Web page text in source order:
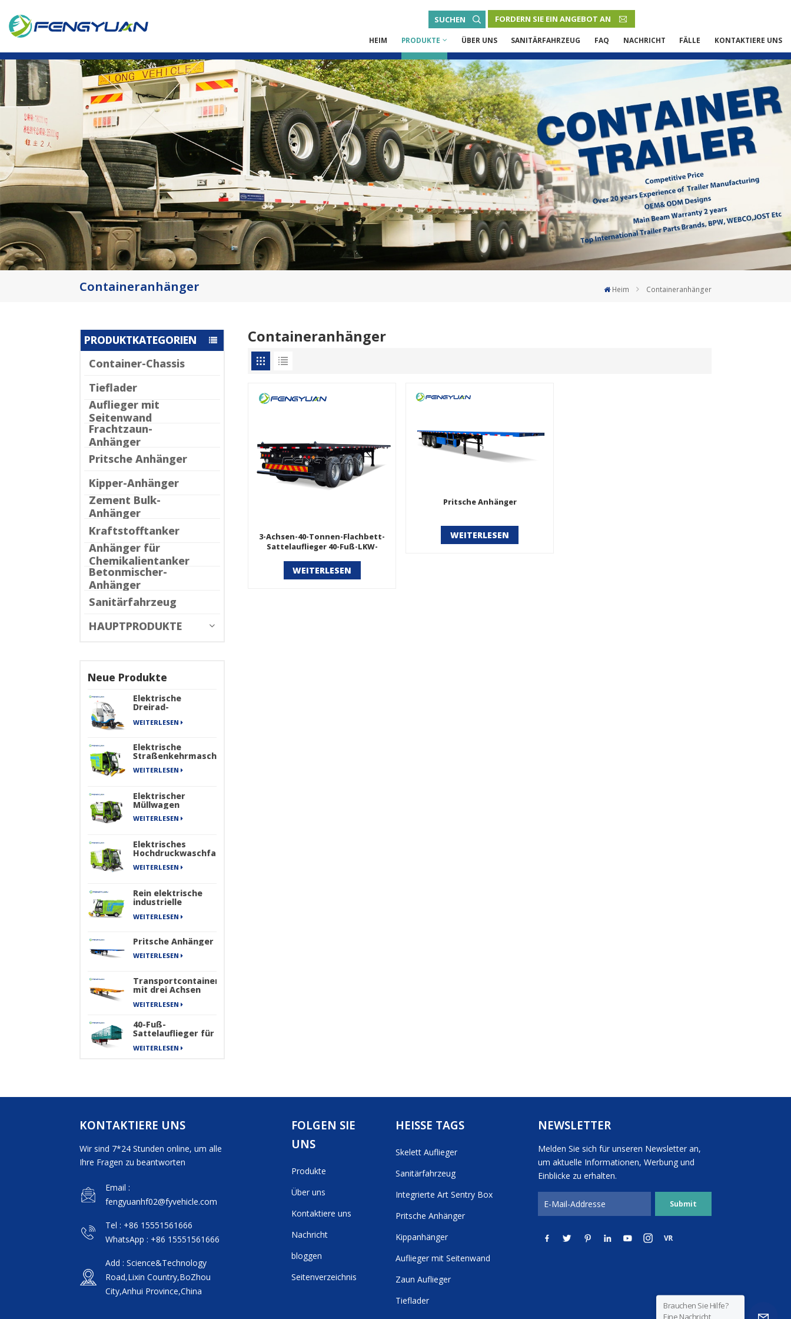
SUCHEN FORDERN SIE EIN ANGEBOT AN
Русский язык
Español
Português
Malay
ภาษา
HEIM PRODUKTE ÜBER UNS SANITÄRFAHRZEUG FAQ NACHRICHT FÄLLE KONTAKTIERE UNS
Containeranhänger Heim Containeranhänger
PRODUKTKATEGORIEN
Container-Chassis
Tieflader
Auflieger mit
Seitenwand
Frachtzaun-
Anhänger
Pritsche Anhänger
Kipper-Anhänger
Zement Bulk-
Anhänger
Kraftstofftanker
Anhänger für
Chemikalientanker
Betonmischer-
Anhänger
Sanitärfahrzeug
HAUPTPRODUKTE
Neue Produkte
Elektrische
Dreirad-
WEITERLESEN
Elektrische
Straßenkehrmaschine
WEITERLESEN
Elektrischer
Müllwagen
WEITERLESEN
Elektrisches
Hochdruckwaschfahrzeug
WEITERLESEN
Rein elektrische
industrielle
mit vier Rädern
Sanitation Series
WEITERLESEN
Pritsche Anhänger
WEITERLESEN
Transportcontainer
mit drei Achsen
von Skelett-
WEITERLESEN
40-Fuß-
Sattelauflieger für
schwere Güter,
Frachttransportzaun
WEITERLESEN
Containeranhänger
3-Achsen-40-Tonnen-Flachbett-
Sattelauflieger 40-Fuß-LKW-
WEITERLESEN
Pritsche Anhänger
WEITERLESEN
KONTAKTIERE UNS
Wir sind 7*24 Stunden online, um alle
Ihre Fragen zu beantworten
Email :
fengyuanhf02@fyvehicle.com
Tel : +86 15551561666
WhatsApp : +86 15551561666
Add : Science&Technology
Road,Lixin Country,BoZhou
City,Anhui Province,China
FOLGEN SIE
UNS
Produkte
Über uns
Kontaktiere uns
Nachricht
bloggen
Seitenverzeichnis
HEISSE TAGS
Skelett Auflieger
Sanitärfahrzeug
Integrierte Art Sentry Box
Pritsche Anhänger
Kippanhänger
Auflieger mit Seitenwand
Zaun Auflieger
Tieflader
NEWSLETTER
Melden Sie sich für unseren Newsletter an,
um aktuelle Informationen, Werbung und
Einblicke zu erhalten.
Brauchen Sie Hilfe?
Eine Nachricht